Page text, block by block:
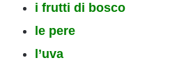
i frutti di bosco
le pere
l’uva